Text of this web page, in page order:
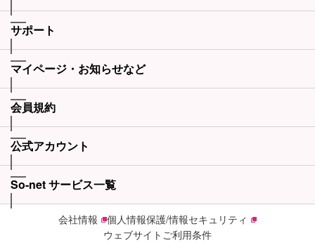
サポート
マイページ・お知らせなど
会員規約
公式アカウント
So-net サービス一覧
会社情報
個人情報保護/情報セキュリティ
ウェブサイトご利用条件